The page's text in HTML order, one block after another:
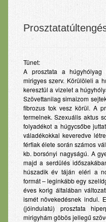
Gyógyszerek
Gyógyászati
Babaápolási
Fog- és szájápolás
Lexikon
Betegségek
Gyógyszerinfo
Kérdezzen
Pályázat
Tünet:
A prosztata a
mirigyes szerv. Körülöleli a
keresztül a vizelet a
Szövettanilag simaizom
fibrozus tok vesz körül. A
termelnek. Szexuális aktus
folyadékot a húgycsőbe
váladékokkal keveredve
férfiak élete során számos
kb. borsónyi nagyságú. A
majd a serdülés
húszadik év táján eléri a
formát – leginkább egy
éves korig általában
ismét növekedésnek indul.
(jóindulatú) prosztata
mirigyhám göbös jellegű